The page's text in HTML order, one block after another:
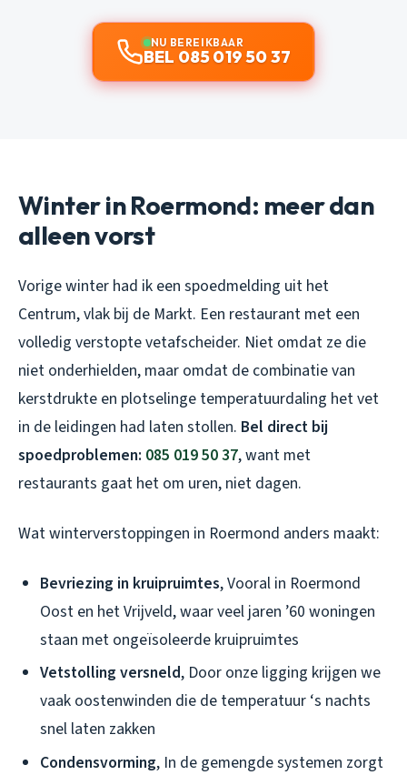
NU BEREIKBAAR
BEL 085 019 50 37
Winter in Roermond: meer dan
alleen vorst
Vorige winter had ik een spoedmelding uit het
Centrum, vlak bij de Markt. Een restaurant met een
volledig verstopte vetafscheider. Niet omdat ze die
niet onderhielden, maar omdat de combinatie van
kerstdrukte en plotselinge temperatuurdaling het vet
in de leidingen had laten stollen. Bel direct bij
spoedproblemen: 085 019 50 37, want met
restaurants gaat het om uren, niet dagen.
Wat winterverstoppingen in Roermond anders maakt:
Bevriezing in kruipruimtes, Vooral in Roermond
Oost en het Vrijveld, waar veel jaren ’60 woningen
staan met ongeïsoleerde kruipruimtes
Vetstolling versneld, Door onze ligging krijgen we
vaak oostenwinden die de temperatuur ‘s nachts
snel laten zakken
Condensvorming, In de gemengde systemen zorgt